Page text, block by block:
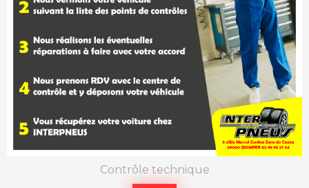
Contrôle technique